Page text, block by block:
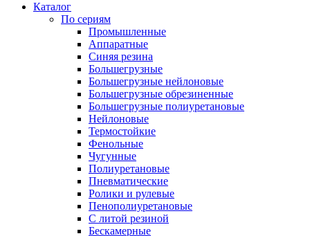
Каталог
По сериям
Промышленные
Аппаратные
Синяя резина
Большегрузные
Большегрузные нейлоновые
Большегрузные обрезиненные
Большегрузные полиуретановые
Нейлоновые
Термостойкие
Фенольные
Чугунные
Полиуретановые
Пневматические
Ролики и рулевые
Пенополиуретановые
С литой резиной
Бескамерные